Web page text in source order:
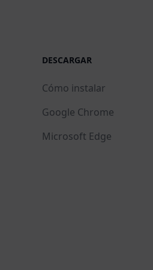
DESCARGAR
Cómo instalar
Google Chrome
Microsoft Edge